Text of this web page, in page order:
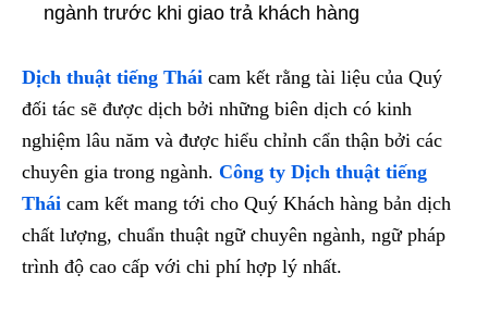
ngành trước khi giao trả khách hàng
Dịch thuật tiếng Thái cam kết rằng tài liệu của Quý
đối tác sẽ được dịch bởi những biên dịch có kinh
nghiệm lâu năm và được hiểu chỉnh cẩn thận bởi các
chuyên gia trong ngành. Công ty Dịch thuật tiếng
Thái cam kết mang tới cho Quý Khách hàng bản dịch
chất lượng, chuẩn thuật ngữ chuyên ngành, ngữ pháp
trình độ cao cấp với chi phí hợp lý nhất.